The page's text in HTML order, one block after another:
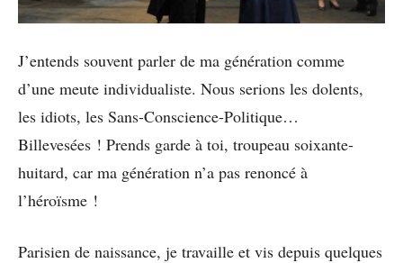
J’entends souvent parler de ma génération comme
d’une meute individualiste. Nous serions les dolents,
les idiots, les Sans-Conscience-Politique…
Billevesées ! Prends garde à toi, troupeau soixante-
huitard, car ma génération n’a pas renoncé à
l’héroïsme !
Parisien de naissance, je travaille et vis depuis quelques